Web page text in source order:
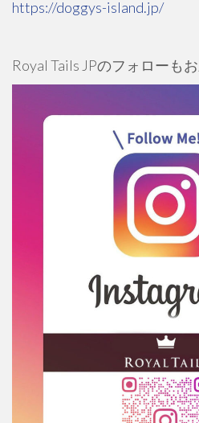
https://doggys-island.jp/
Royal Tails JPのフォローも